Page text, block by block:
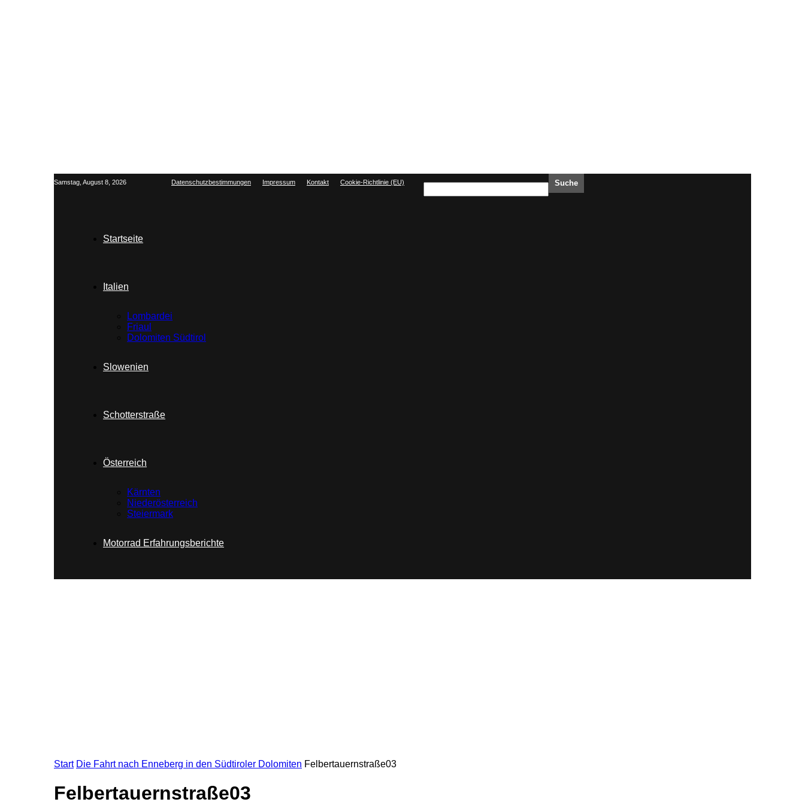
Samstag, August 8, 2026 Datenschutzbestimmungen Impressum Kontakt Cookie-Richtlinie (EU)
Startseite
Italien
Lombardei
Friaul
Dolomiten Südtirol
Slowenien
Schotterstraße
Österreich
Kärnten
Niederösterreich
Steiermark
Motorrad Erfahrungsberichte
Start Die Fahrt nach Enneberg in den Südtiroler Dolomiten Felbertauernstraße03
Felbertauernstraße03